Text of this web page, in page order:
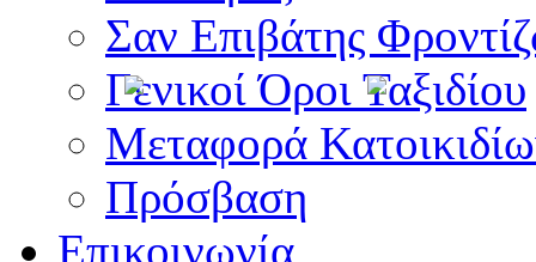
Σαν Επιβάτης
Γενικοί Όροι Ταξιδίου
Μεταφορά
Πρόσβαση
Επικοινωνία